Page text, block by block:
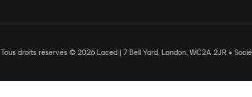
Tous droits réservés © 2026 Laced | 7 Bell Yard, London, WC2A 2JR •